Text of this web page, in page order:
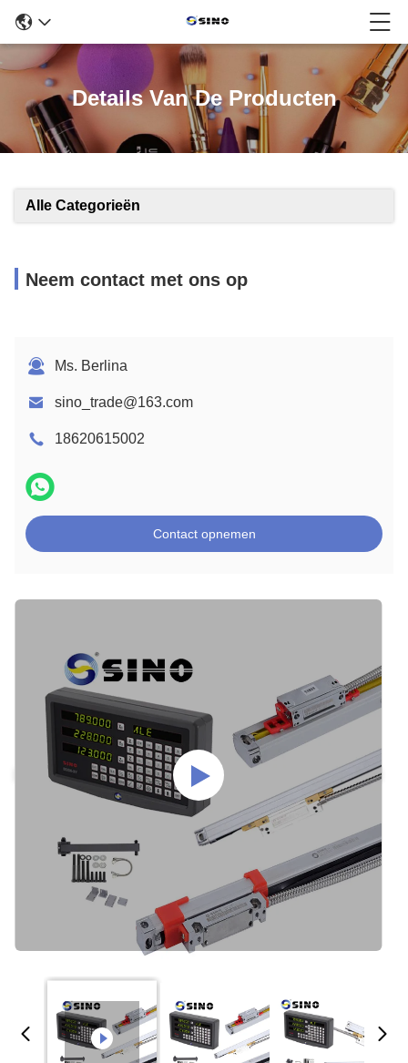
Details Van De Producten
Alle Categorieën
Neem contact met ons op
Ms. Berlina
sino_trade@163.com
18620615002
Contact opnemen